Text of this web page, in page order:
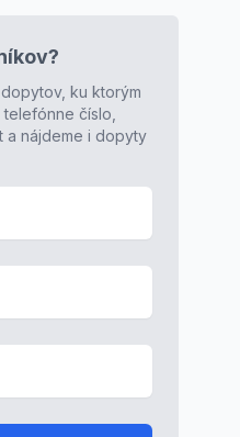
dopytov, ku ktorým
číslo,
a nájdeme i dopyty